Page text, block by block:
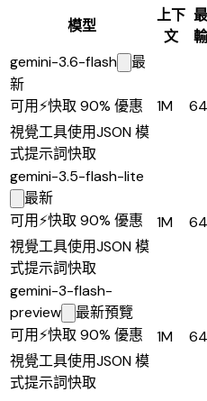
模型
上下
文
gemini-3.6-flash
最
新
可用⚡快取 90% 優惠
視覺工具使用JSON 模
式提示詞快取
1M
gemini-3.5-flash-lite
最新
可用⚡快取 90% 優惠
視覺工具使用JSON 模
式提示詞快取
1M
gemini-3-flash-
preview
最新預覽
可用⚡快取 90% 優惠
視覺工具使用JSON 模
式提示詞快取
1M